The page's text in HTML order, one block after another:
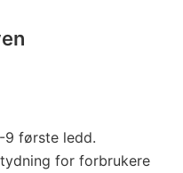
9 første ledd.
for forbrukere